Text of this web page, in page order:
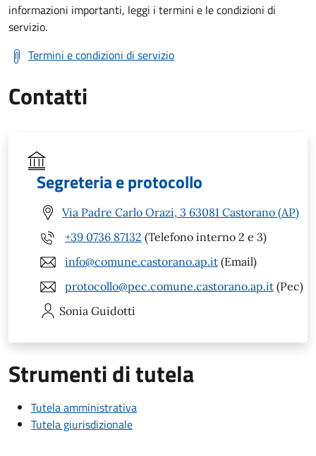
informazioni importanti, leggi i termini e le condizioni di
servizio.
Termini e condizioni di servizio
Contatti
Segreteria e protocollo
Via Padre Carlo Orazi, 3 63081 Castorano (AP)
+39 0736 87132 (Telefono interno 2 e 3)
info@comune.castorano.ap.it (Email)
protocollo@pec.comune.castorano.ap.it (Pec)
Sonia Guidotti
Strumenti di tutela
Tutela amministrativa
Tutela giurisdizionale